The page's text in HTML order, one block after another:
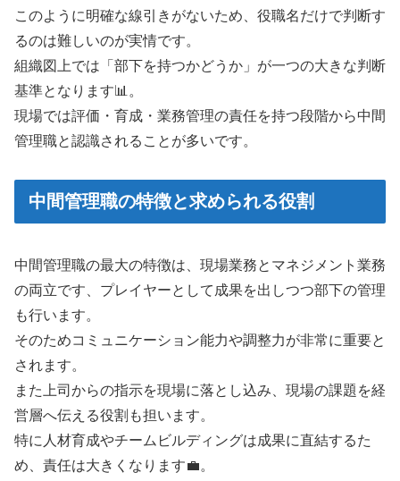
このように明確な線引きがないため、役職名だけで判断す
るのは難しいのが実情です。
組織図上では「部下を持つかどうか」が一つの大きな判断
基準となります📊。
現場では評価・育成・業務管理の責任を持つ段階から中間
管理職と認識されることが多いです。
中間管理職の特徴と求められる役割
中間管理職の最大の特徴は、現場業務とマネジメント業務
の両立です、プレイヤーとして成果を出しつつ部下の管理
も行います。
そのためコミュニケーション能力や調整力が非常に重要と
されます。
また上司からの指示を現場に落とし込み、現場の課題を経
営層へ伝える役割も担います。
特に人材育成やチームビルディングは成果に直結するた
め、責任は大きくなります💼。